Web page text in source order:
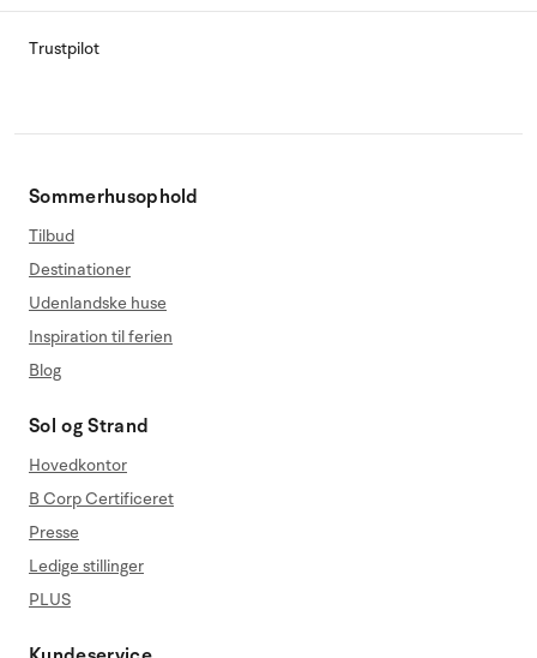
Trustpilot
Sommerhusophold
Tilbud
Destinationer
Udenlandske huse
Inspiration til ferien
Blog
Sol og Strand
Hovedkontor
B Corp Certificeret
Presse
Ledige stillinger
PLUS